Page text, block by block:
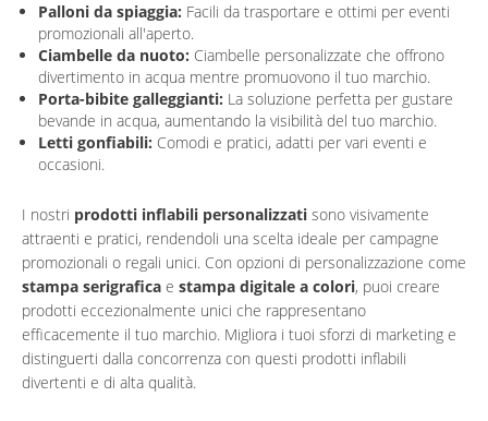
Palloni da spiaggia: Facili da trasportare e ottimi per eventi
promozionali all'aperto.
Ciambelle da nuoto: Ciambelle personalizzate che offrono
divertimento in acqua mentre promuovono il tuo marchio.
Porta-bibite galleggianti: La soluzione perfetta per gustare
bevande in acqua, aumentando la visibilità del tuo marchio.
Letti gonfiabili: Comodi e pratici, adatti per vari eventi e
occasioni.
I nostri prodotti inflabili personalizzati sono visivamente
attraenti e pratici, rendendoli una scelta ideale per campagne
promozionali o regali unici. Con opzioni di personalizzazione come
stampa serigrafica e stampa digitale a colori, puoi creare
prodotti eccezionalmente unici che rappresentano
efficacemente il tuo marchio. Migliora i tuoi sforzi di marketing e
distinguerti dalla concorrenza con questi prodotti inflabili
divertenti e di alta qualità.